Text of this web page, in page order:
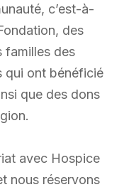
c’est-à-
des
familles des
qui ont bénéficié
que des dons
avec Hospice
nous réservons